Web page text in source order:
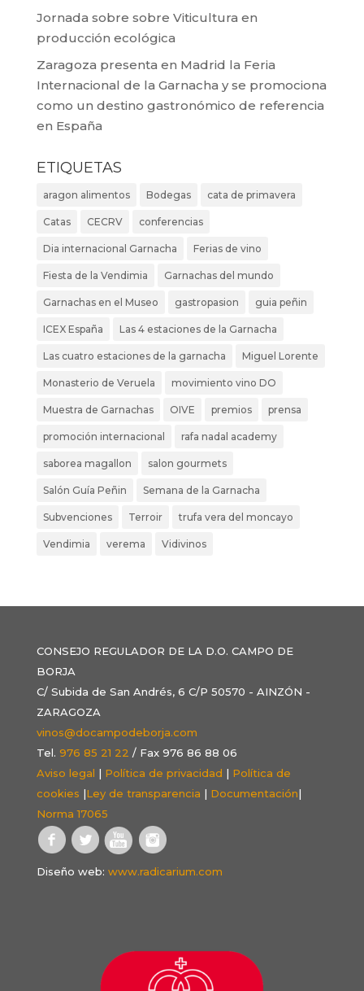
Jornada sobre sobre Viticultura en
producción ecológica
Zaragoza presenta en Madrid la Feria
Internacional de la Garnacha y se promociona
como un destino gastronómico de referencia
en España
ETIQUETAS
aragon alimentos Bodegas cata de primavera
Catas CECRV conferencias
Dia internacional Garnacha Ferias de vino
Fiesta de la Vendimia Garnachas del mundo
Garnachas en el Museo gastropasion guia peñin
ICEX España Las 4 estaciones de la Garnacha
Las cuatro estaciones de la garnacha Miguel Lorente
Monasterio de Veruela movimiento vino DO
Muestra de Garnachas OIVE premios prensa
promoción internacional rafa nadal academy
saborea magallon salon gourmets
Salón Guía Peñin Semana de la Garnacha
Subvenciones Terroir trufa vera del moncayo
Vendimia verema Vidivinos
CONSEJO REGULADOR DE LA D.O. CAMPO DE
BORJA
C/ Subida de San Andrés, 6 C/P 50570 - AINZÓN -
ZARAGOZA
vinos@docampodeborja.com
Tel. 976 85 21 22 / Fax 976 86 88 06
Aviso legal | Política de privacidad | Política de
cookies |Ley de transparencia | Documentación|
Norma 17065
Diseño web: www.radicarium.com